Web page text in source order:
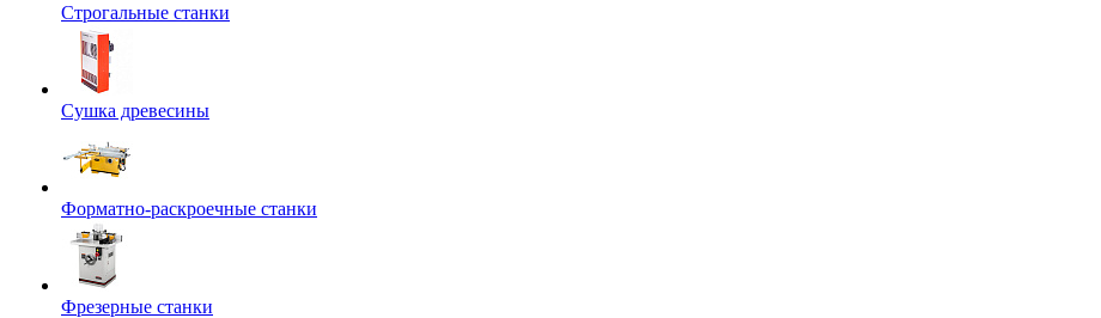
Строгальные станки
Сушка древесины
Форматно-раскроечные станки
Фрезерные станки